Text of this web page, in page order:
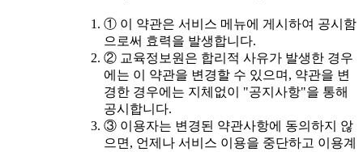
① 이 약관은 서비스 메뉴에 게시하여 공시함
으로써 효력을 발생합니다.
② 교육정보원은 합리적 사유가 발생한 경우
에는 이 약관을 변경할 수 있으며, 약관을 변
경한 경우에는 지체없이 "공지사항"을 통해
공시합니다.
③ 이용자는 변경된 약관사항에 동의하지 않
으면, 언제나 서비스 이용을 중단하고 이용계